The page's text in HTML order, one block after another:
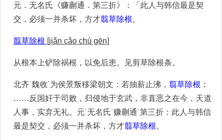
元．无名氏《赚蒯通．第三折》：「此人与韩信最是契
交，必须一并杀坏，方才翦草除根。
翦草除根 [jiǎn cǎo chú gēn]
从根本上铲除祸根，以免后患。见剪草除根条。
北齐˙魏收˙为侯景叛移梁朝文：若抽薪止沸， 翦草除根 ；
……反国奸于司败，归侵地于玄武，非直恶之在今，天道
人事，实弃无礼。元˙无名氏˙赚蒯通˙第三折：此人与韩信
最是契交，必须一并杀坏，方才翦草除根。